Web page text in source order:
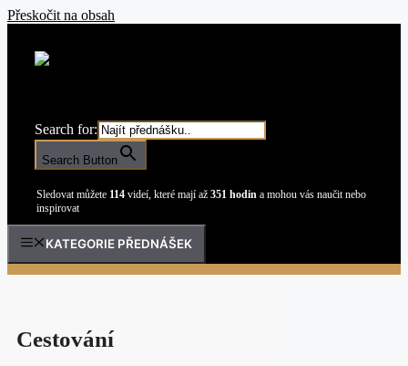
Přeskočit na obsah
Search for:
Search Button
Sledovat můžete 114 videí, které mají až 351 hodin a mohou vás naučit nebo
inspirovat
KATEGORIE PŘEDNÁŠEK
Cestování